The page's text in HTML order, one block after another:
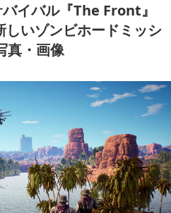
イバル『The Front』
いゾンビホードミッシ
真・画像